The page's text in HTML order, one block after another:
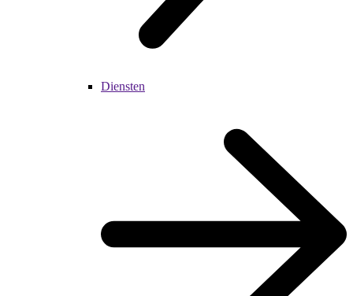
Diensten